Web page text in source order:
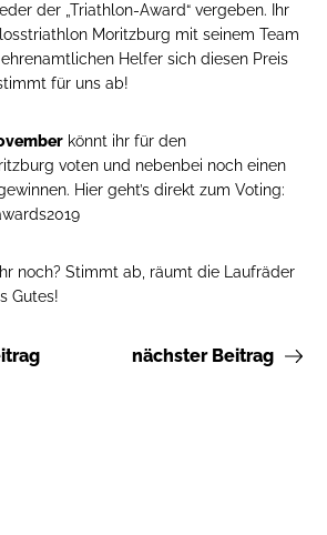
der „Triathlon-Award“ vergeben. Ihr
Moritzburg mit seinem Team
Helfer sich diesen Preis
für uns ab!
könnt ihr für den
voten und nebenbei noch einen
Hier geht’s direkt zum Voting:
noch? Stimmt ab, räumt die Laufräder
Gutes!
nächster Beitrag